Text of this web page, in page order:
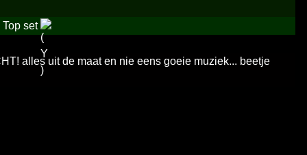
set
alles uit de maat en nie eens goeie muziek... beetje